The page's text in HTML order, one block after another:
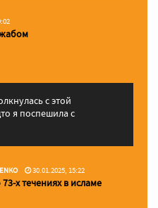
с этой
я поспешила с
30.01.2025, 15:22
х течениях в исламе